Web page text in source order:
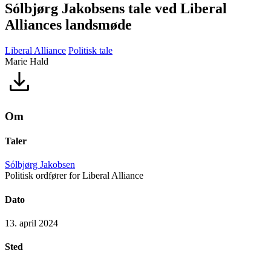
Sólbjørg Jakobsens tale ved Liberal
Alliances landsmøde
Liberal Alliance Politisk tale
Marie Hald
Om
Taler
Sólbjørg Jakobsen
Politisk ordfører for Liberal Alliance
Dato
13. april 2024
Sted